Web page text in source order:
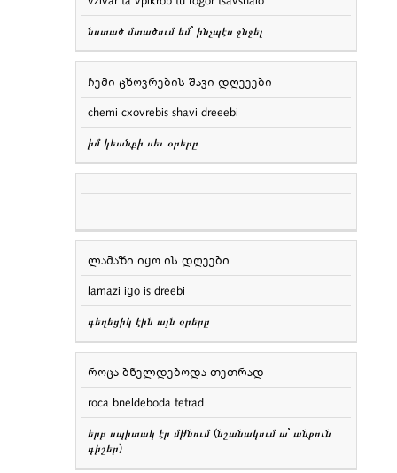
նստած մտածում եմ՝ ինչպէս ջնջել
ჩემი ცხოვრების შავი დღეეები
chemi cxovrebis shavi dreeebi
իմ կեանքի սեւ օրերը
ლამაზი იყო ის დღეები
lamazi iყo is dreebi
գեղեցիկ էին այն օրերը
როცა ბნელდებოდა თეთრად
roca bneldeboda tetrad
երբ սպիտակ էր մթնում (նշանակում ա՝ անքուն
գիշեր)